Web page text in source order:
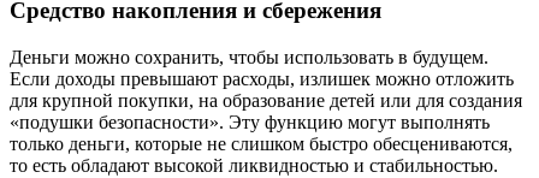
Средство накопления и сбережения
Деньги можно сохранить, чтобы использовать в будущем.
Если доходы превышают расходы, излишек можно отложить
для крупной покупки, на образование детей или для создания
«подушки безопасности». Эту функцию могут выполнять
только деньги, которые не слишком быстро обесцениваются,
то есть обладают высокой ликвидностью и стабильностью.